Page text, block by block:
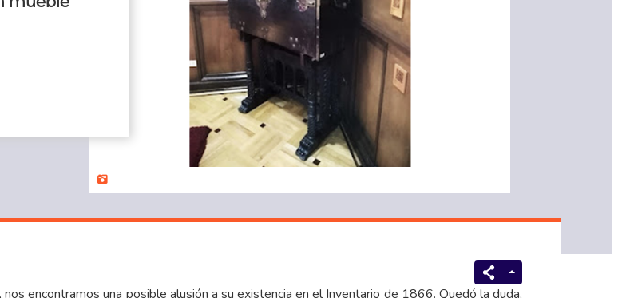
encontramos una posible alusión a su existencia en elInventario de 1866. Quedó la duda,